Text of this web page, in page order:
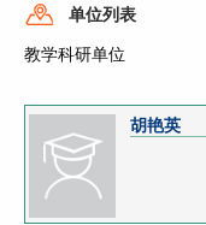
单位列表
教学科研单位
胡艳英